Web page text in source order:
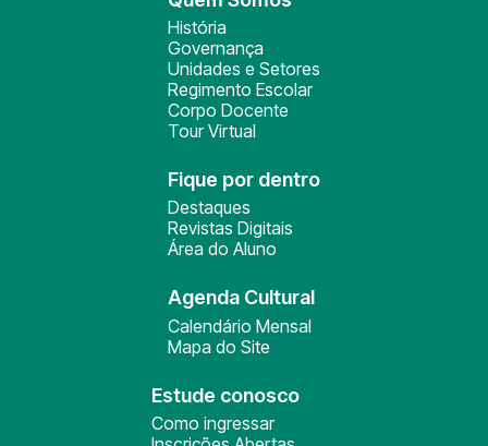
História
Governança
Unidades e Setores
Regimento Escolar
Corpo Docente
Tour Virtual
Fique por dentro
Destaques
Revistas Digitais
Área do Aluno
Agenda Cultural
Calendário Mensal
Mapa do Site
Estude conosco
Como ingressar